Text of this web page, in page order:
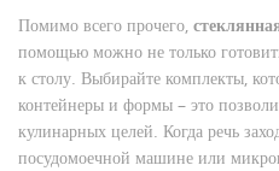
Помимо всего прочего,
помощью можно не только
к столу. Выбирайте комплекты,
контейнеры и формы – это
кулинарных целей. Когда речь
посудомоечной машине или